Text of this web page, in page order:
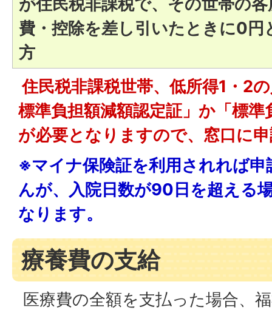
費・控除を差し引いたときに0円
方
住民税非課税世帯、低所得1・2
標準負担額減額認定証」か「標準
が必要となりますので、窓口に
※マイナ保険証を利用されれば
んが、入院日数が90日を超える
なります。
療養費の支給
医療費の全額を支払った場合、